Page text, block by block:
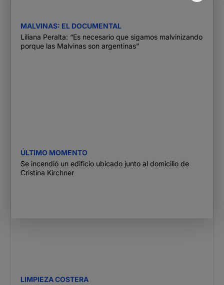
MALVINAS: EL DOCUMENTAL
Liliana Peralta: “Es necesario que sigamos malvinizando
porque las Malvinas son argentinas”
ÚLTIMO MOMENTO
Se incendió un edificio ubicado junto al domicilio de
Cristina Kirchner
LIMPIEZA COSTERA